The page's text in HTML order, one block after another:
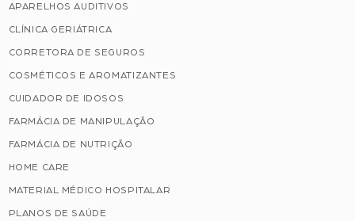
APARELHOS AUDITIVOS
CLÍNICA GERIÁTRICA
CORRETORA DE SEGUROS
COSMÉTICOS E AROMATIZANTES
CUIDADOR DE IDOSOS
FARMÁCIA DE MANIPULAÇÃO
FARMÁCIA DE NUTRIÇÃO
HOME CARE
MATERIAL MÉDICO HOSPITALAR
PLANOS DE SAÚDE